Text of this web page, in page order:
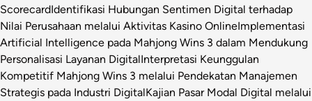
ScorecardIdentifikasi Hubungan Sentimen Digital terhadap
Nilai Perusahaan melalui Aktivitas Kasino OnlineImplementasi
Artificial Intelligence pada Mahjong Wins 3 dalam Mendukung
Personalisasi Layanan DigitalInterpretasi Keunggulan
Kompetitif Mahjong Wins 3 melalui Pendekatan Manajemen
Strategis pada Industri DigitalKajian Pasar Modal Digital melalui